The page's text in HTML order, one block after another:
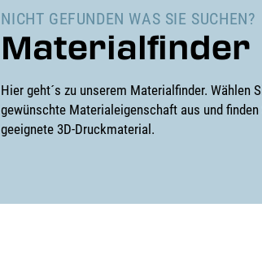
NICHT GEFUNDEN WAS SIE SUCHEN?
Materialfinder
Hier geht´s zu unserem Materialfinder. Wählen
gewünschte Materialeigenschaft aus und
geeignete 3D-Druckmaterial.